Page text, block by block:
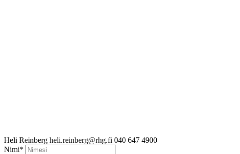
Heli Reinberg heli.reinberg@rhg.fi 040 647 4900
Nimi*